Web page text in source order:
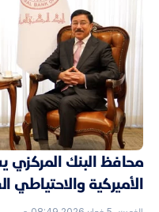
محافظ البنك المركزي
الأميركية والاحتياطي